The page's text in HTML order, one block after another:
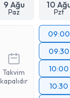
9 Ağu
Paz
10
Pzt
Takvim
kapalıdır
09:00
09:30
10:00
10:30